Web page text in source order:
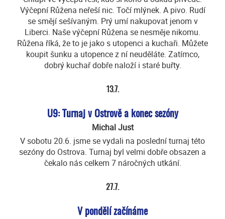
Výčepní Růžena neřeší nic. Točí mlýnek. A pivo. Rudí
se smějí sešívaným. Prý umí nakupovat jenom v
Liberci. Naše výčepní Růžena se nesměje nikomu.
Růžena říká, že to je jako s utopenci a kuchaři. Můžete
koupit šunku a utopence z ní neuděláte. Zatímco,
dobrý kuchař dobře naloží i staré buřty.
13.7.
U9: Turnaj v Ostrově a konec sezóny
Michal Just
V sobotu 20.6. jsme se vydali na poslední turnaj této
sezóny do Ostrova. Turnaj byl velmi dobře obsazen a
čekalo nás celkem 7 náročných utkání.
27.7.
V pondělí začínáme